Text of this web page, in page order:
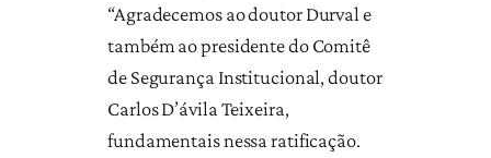
“Agradecemos ao doutor Durval e
também ao presidente do Comitê
de Segurança Institucional, doutor
Carlos D’ávila Teixeira,
fundamentais nessa ratificação.